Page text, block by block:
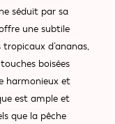
séduit par sa
une subtile
d’ananas,
boisées
harmonieux et
est ample et
que la pêche